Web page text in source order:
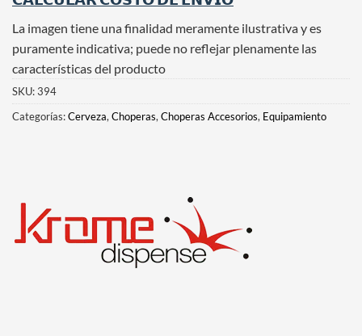
La imagen tiene una finalidad meramente ilustrativa y es
puramente indicativa; puede no reflejar plenamente las
características del producto
SKU:394
Categorías:Cerveza, Choperas, Choperas Accesorios, Equipamiento